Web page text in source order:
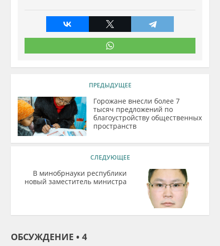
ПРЕДЫДУЩЕЕ
Горожане внесли более 7
тысяч предложений по
благоустройству общественных
пространств
СЛЕДУЮЩЕЕ
В минобрнауки республики
новый заместитель министра
ОБСУЖДЕНИЕ • 4